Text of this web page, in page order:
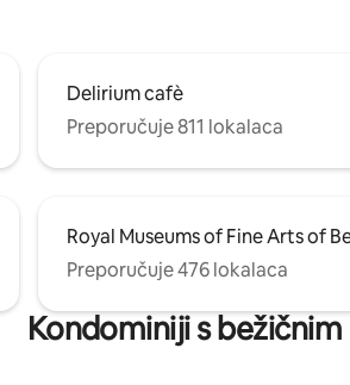
Delirium cafè
Preporučuje 811 lokalaca
Royal Museums of Fine Arts of
Preporučuje 476 lokalaca
Kondominiji s